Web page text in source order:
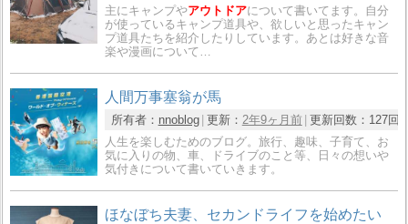
主にキャンプやアウトドアについて書いてます。自分
が使っているキャンプ道具や、欲しいと思ったキャン
プ道具たちを紹介したりしています。あとは好きな音
楽や漫画について…
人間万事塞翁が馬
所有者： nnoblog 更新： 2年9ヶ月前 更新回数： 127回
人生を楽しむためのブログ。旅行、趣味、子育て、お
気に入りの物、車、ドライブのこと等、日々の想いや
気付きについて書いていきます。
ほなぼち夫妻、セカンドライフを始めたい